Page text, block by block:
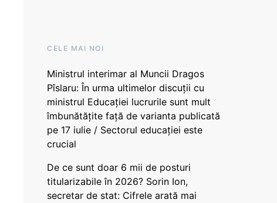
CELE MAI NOI
Ministrul interimar al Muncii Dragos
Pîslaru: În urma ultimelor discuții cu
ministrul Educației lucrurile sunt mult
îmbunătățite față de varianta publicată
pe 17 iulie / Sectorul educației este
crucial
De ce sunt doar 6 mii de posturi
titularizabile în 2026? Sorin Ion,
secretar de stat: Cifrele arată mai